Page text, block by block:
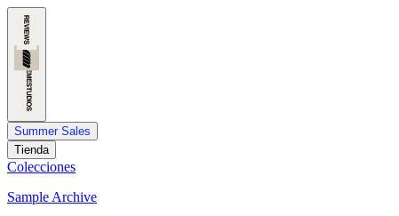
Summer Sales
Tienda
Colecciones
Sample Archive